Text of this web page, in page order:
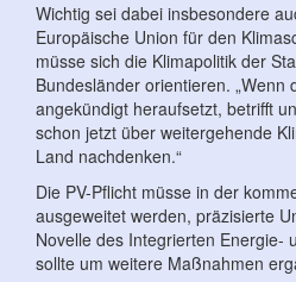
Wichtig sei dabei insbesondere
Europäische Union für den
müsse sich die Klimapolitik der
Bundesländer orientieren. „Wenn
angekündigt heraufsetzt, betrifft
schon jetzt über weitergehende
Land nachdenken.“
Die PV-Pflicht müsse in der
ausgeweitet werden, präzisierte
Novelle des Integrierten Energie-
sollte um weitere Maßnahmen